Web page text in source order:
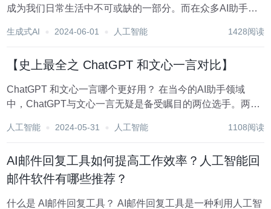
成为我们日常生活中不可或缺的一部分。而在众多AI助手
们在智能回复、语言准确性、知识库丰富度等方面都有着自
生成式AI 2024-06-01 人工智能 1428阅读
【史上最全之 ChatGPT 和文心一言对比】
ChatGPT 和文心一言哪个更好用？ 在当今的AI助手领域
中，ChatGPT与文心一言无疑是备受瞩目的两位选手。两者
的人工智能对话体验。接下来，我们将从智能回复、语言准
人工智能 2024-05-31 人工智能 1108阅读
AI邮件回复工具如何提高工作效率？人工智能回
邮件软件有哪些推荐？
什么是 AI邮件回复工具？ AI邮件回复工具是一种利用人工智